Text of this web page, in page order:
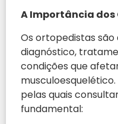
A Importância
Os ortopedistas são
diagnóstico,
condições que
pelas quais
fundamental: